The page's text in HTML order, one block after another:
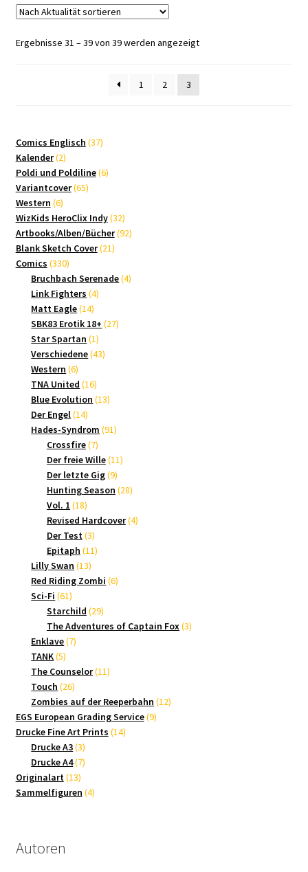
Ergebnisse 31 – 39 von 39 werden angezeigtNach
sortiert
1
2 3
Comics Englisch 3737
Kalender 22
Produkte
Poldi und Poldiline 66
Variantcover 6565
Western 66
Produkte
WizKids HeroClix Indy 3232
Produkte
Artbooks/Alben/Bücher 9292
Blank Sketch Cover 2121
Comics 330330
Produkte
Bruchbach Serenade 44
Link Fighters 44
Matt Eagle 1414
Produkte
SBK83 Erotik 18+ 2727
Star Spartan 11
Produkt
Verschiedene 4343
Western 66
Produkte
TNA United 1616
Produkte
Blue Evolution 1313
Der Engel 1414
Produkte
Hades-Syndrom 9191
Crossfire 77
Produkte
Der freie Wille 1111
Der letzte Gig 99
Produkte
Hunting Season 2828
Vol. 1 1818
Produkte
Revised Hardcover 44
Der Test 33
Produkte
Epitaph 1111
Lilly Swan 1313
Produkte
Red Riding Zombi 66
Sci-Fi 6161
Produkte
Starchild 2929
Produkte
The Adventures of Captain Fox 33
Enklave 77
TANK 55
Produkte
The Counselor 1111
Touch 2626
Produkte
Zombies auf der Reeperbahn 1212
EGS European Grading Service 99
Drucke Fine Art Prints 1414
Drucke A3 33
Produkte
Drucke A4 77
Originalart 1313
Produkte
Sammelfiguren 44
Autoren